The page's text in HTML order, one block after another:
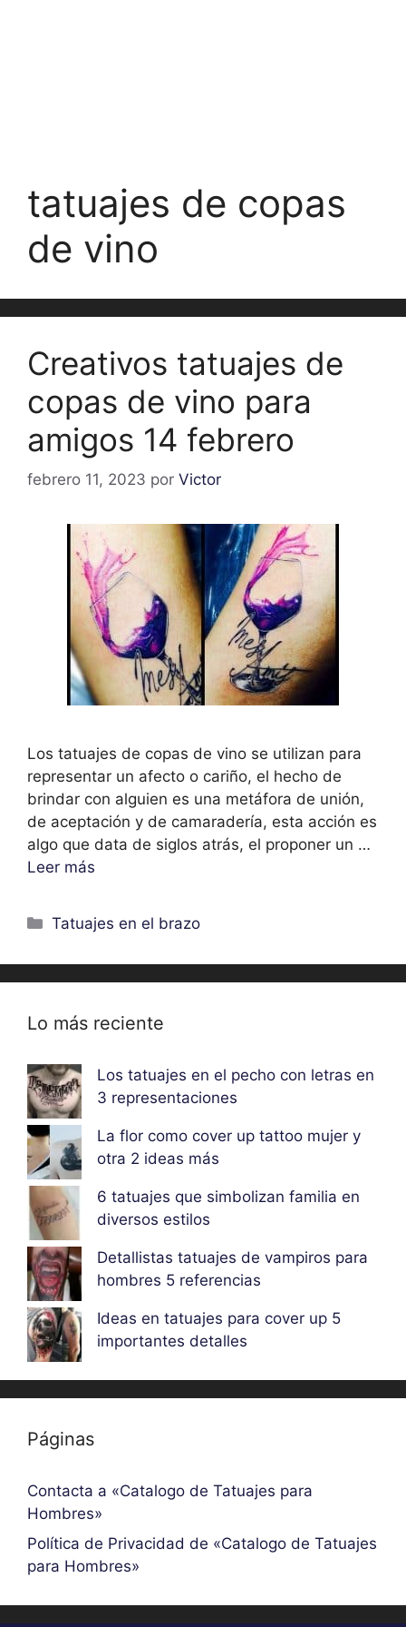
tatuajes de copas
de vino
Creativos tatuajes de
copas de vino para
amigos 14 febrero
febrero 11, 2023 por Victor
Los tatuajes de copas de vino se utilizan para
representar un afecto o cariño, el hecho de
brindar con alguien es una metáfora de unión,
de aceptación y de camaradería, esta acción es
algo que data de siglos atrás, el proponer un …
Leer más
Categorías
Tatuajes en el brazo
Lo más reciente
Los tatuajes en el pecho con letras en
3 representaciones
La flor como cover up tattoo mujer y
otra 2 ideas más
6 tatuajes que simbolizan familia en
diversos estilos
Detallistas tatuajes de vampiros para
hombres 5 referencias
Ideas en tatuajes para cover up 5
importantes detalles
Páginas
Contacta a «Catalogo de Tatuajes para
Hombres»
Política de Privacidad de «Catalogo de Tatuajes
para Hombres»